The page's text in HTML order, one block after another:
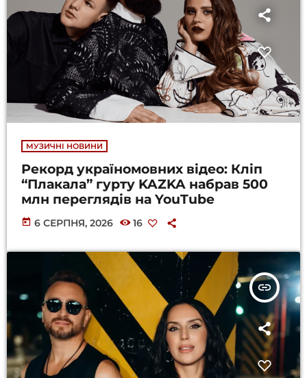
МУЗИЧНІ НОВИНИ
Рекорд україномовних відео: Кліп
“Плакала” гурту KAZKA набрав 500
млн переглядів на YouTube
today 6 СЕРПНЯ, 2026 16
insert_link